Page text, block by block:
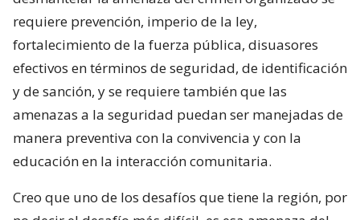
requiere prevención, imperio de la ley,
fortalecimiento de la fuerza pública, disuasores
efectivos en términos de seguridad, de identificación
y de sanción, y se requiere también que las
amenazas a la seguridad puedan ser manejadas de
manera preventiva con la convivencia y con la
educación en la interacción comunitaria.
Creo que uno de los desafíos que tiene la región, por